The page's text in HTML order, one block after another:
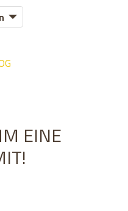
EINE